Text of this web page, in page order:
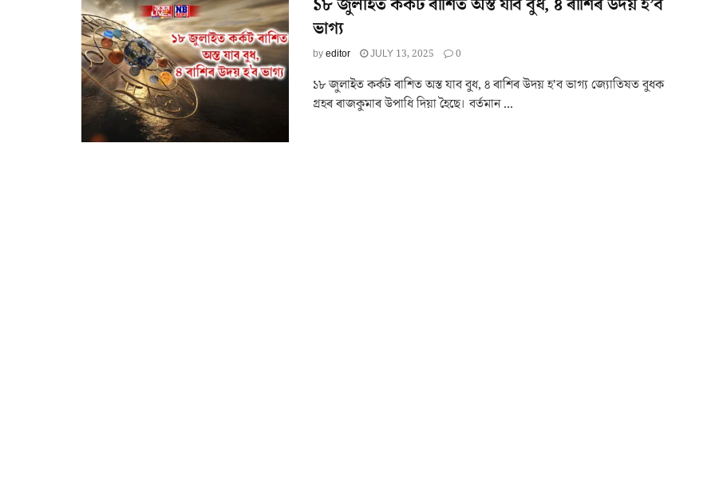
১৮ জুলাইত কৰ্কট ৰাশিত অস্ত যাব বুধ, ৪ ৰাশিৰ উদয় হ’ব
ভাগ্য
byeditor JULY 13, 2025 0
১৮ জুলাইত কৰ্কট ৰাশিত অস্ত যাব বুধ, ৪ ৰাশিৰ উদয় হ'ব ভাগ্য জ্যোতিষত বুধক
গ্ৰহৰ ৰাজকুমাৰ উপাধি দিয়া হৈছে। বৰ্তমান ...